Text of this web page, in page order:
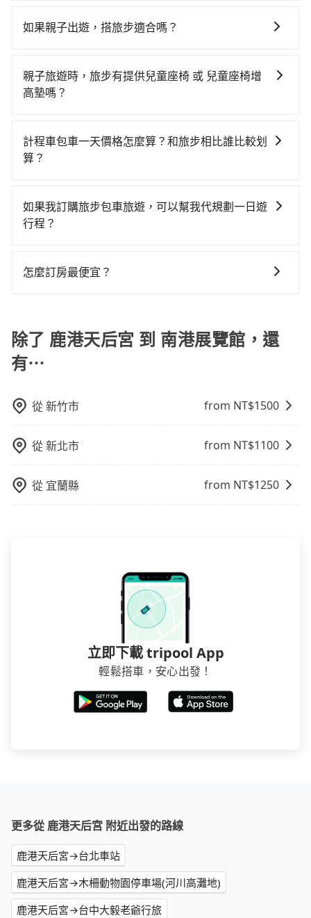
高鐵從台中站前往南港高鐵站，每人票價750元，再用
加上轉車時間共2小時23分鐘，假設4位同行，高鐵加轉
乘之平均每人花費為900元。不過彰化縣領有合法執照的
使幸運攔到一輛小黃了，彰化縣少部分小黃司機不按表
收費，看乘客是外地人便漫天喊價或恣意繞路。但如果
以比坐車快0分鐘，但卻要額外支出約440元的交通費，
所以對於不是這麼趕時間的人來說，預約tripool還是比
$115~205承租小轎車，每公里再額外加收$3.2，從鹿港
返回），雖已將eTag和可能的每小時40元路邊停車費用
預估進去，但額外的汽車保險與可能的罰單都需自付。
數超過四位，更是沒有較大的七人座或九人座可供選
擇，而且無人租車最令人詬病的就是車況，打開車門才
會遇到明明已經預約了時間但上一位用戶卻遲遲尚未歸
還，又或者要還車時卻偏偏找不到停車位，對於急著用
域的限制，實際可停靠的地點與你的上下車地點仍有段
灣大車隊、Uber和Yoxi，如果在路邊攔不到車，也可考
3,970~4,800元間，但如改預約tripool可省高達
$1,600。但如果你無法提前預約，或偏好臨時叫車，那
新北的30倍之多。再加上彰化縣有些計程車司機不按錶
計費，約有25%會採現場議價，建議最好先上網預約，
擇。
如果親子出遊，搭旅步適合嗎？
椅及兒童用增高墊供您選購(租借300元/個)，讓您和孩子
出遊時安全更有保障。
親子旅遊時，旅步有提供兒童座椅 或 兒童座椅增
高墊嗎？
童座椅。每趟每個租金 NT$300。您可以在預定服務時
填寫您的需求。
計程車包車一天價格怎麼算？和旅步相比誰比較划
算？
格通常是根據時間或距離來計算，而且在不同城市和地
區，價格可能有所不同。另外，計程車包車價格也可能
下，旅步的包車服務價格相對更為透明和具體，一般是
如果我訂購旅步包車旅遊，可以幫我代規劃一日遊
行程？
時還沒有規劃行程的服務。
怎麼訂房最便宜？
地區、價位、人數、特殊需求來搜尋適合的旅店與房
型，更重要的是通常價格是官網的6~8折，如果又有加入
會員或者使用特定的信用卡，還可以累積點數做現金回
有Booking.com、Agoda.com、Hotels.com、
Expedia.com、Trip.com等。正常來說，線上刷卡付款
完後預定就完成，事先不用電話確認空房，事後也不用
告知付款完畢，一切都能在網路上操作。但有些較冷門
賣的現象，便有可能到了現場卻沒房可住的窘境，所以
介意多花一點錢省下這些瑣碎的事，台灣本土的AsiaYo
或者國際Airbnb都值得推薦。
除了 鹿港天后宮 到 南港展覽館，還
有⋯
從新竹市 from NT$1500
從新北市 from NT$1100
從 宜蘭縣 from NT$1250
立即下載 tripool App
輕鬆搭車，安心出發！
更多從 鹿港天后宮 附近出發的路線
鹿港天后宮→台北車站
鹿港天后宮→木柵動物園停車場(河川高灘地)
鹿港天后宮→台中大毅老爺行旅